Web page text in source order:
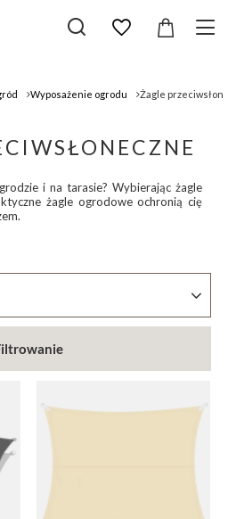
Wyposażenie ogrodu Żagle
i na tarasie? Wybierając żagle
żagle ogrodowe ochronią cię